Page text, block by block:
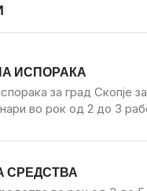
ИСПОРАКА
за град Скопје
во рок од 2 до 3
СРЕДСТВА